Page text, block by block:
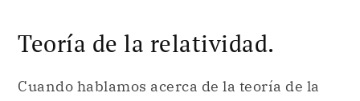
Teoría de la relatividad.
Cuando hablamos acerca de la teoría de la